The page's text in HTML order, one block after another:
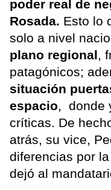
poder real de
Rosada. Esto lo
solo a nivel
plano regional,
patagónicos;
situación
espacio, donde
críticas. De
atrás, su vice,
diferencias por
dejó al